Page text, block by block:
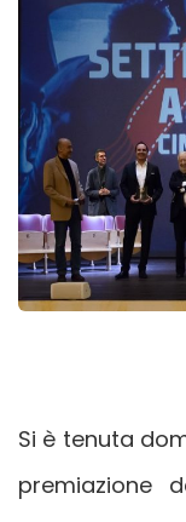
Si è tenuta
premiazione